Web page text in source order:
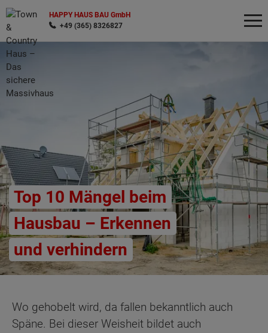
HAPPY HAUS BAU GmbH
+49 (365) 8326827
Top 10 Mängel beim
Hausbau – Erkennen
und verhindern
Wo gehobelt wird, da fallen bekanntlich auch
Späne. Bei dieser Weisheit bildet auch
Wonach möchten Sie suchen?